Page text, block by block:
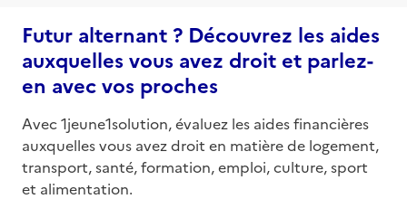
Futur alternant ? Découvrez les aides
auxquelles vous avez droit et parlez-
en avec vos proches
Avec 1jeune1solution, évaluez les aides financières
auxquelles vous avez droit en matière de logement,
transport, santé, formation, emploi, culture, sport
et alimentation.